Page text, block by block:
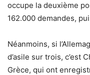
occupe la deuxième
162.000 demandes,
Néanmoins, si
d’asile sur trois, c’est
Grèce, qui ont